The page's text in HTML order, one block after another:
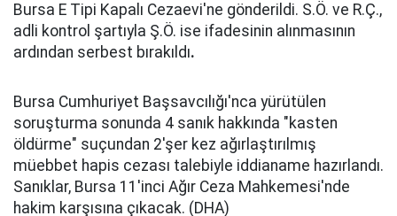
Bursa E Tipi Kapalı Cezaevi'ne gönderildi. S.Ö. ve R.Ç.,
adli kontrol şartıyla Ş.Ö. ise ifadesinin alınmasının
ardından serbest bırakıldı.
Bursa Cumhuriyet Başsavcılığı'nca yürütülen
soruşturma sonunda 4 sanık hakkında "kasten
öldürme" suçundan 2'şer kez ağırlaştırılmış
müebbet hapis cezası talebiyle iddianame hazırlandı.
Sanıklar, Bursa 11'inci Ağır Ceza Mahkemesi'nde
hakim karşısına çıkacak. (DHA)